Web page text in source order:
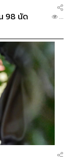
98 นัด
...